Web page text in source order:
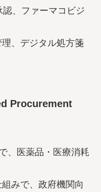
、ファーマコビジ
、デジタル処方箋
Procurement
、医薬品・医療消耗
みで、政府機関向